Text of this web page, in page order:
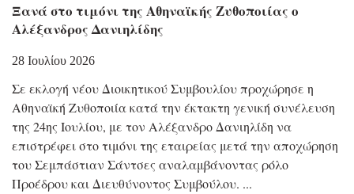
Ξανά στο τιμόνι της Αθηναϊκής Ζυθοποιίας ο
Αλέξανδρος Δανιηλίδης
28 Ιουλίου 2026
Σε εκλογή νέου Διοικητικού Συμβουλίου προχώρησε η
Αθηναϊκή Ζυθοποιία κατά την έκτακτη γενική συνέλευση
της 24ης Ιουλίου, με τον Αλέξανδρο Δανιηλίδη να
επιστρέφει στο τιμόνι της εταιρείας μετά την αποχώρηση
του Σεμπάστιαν Σάντσες αναλαμβάνοντας ρόλο
Προέδρου και Διευθύνοντος Συμβούλου.